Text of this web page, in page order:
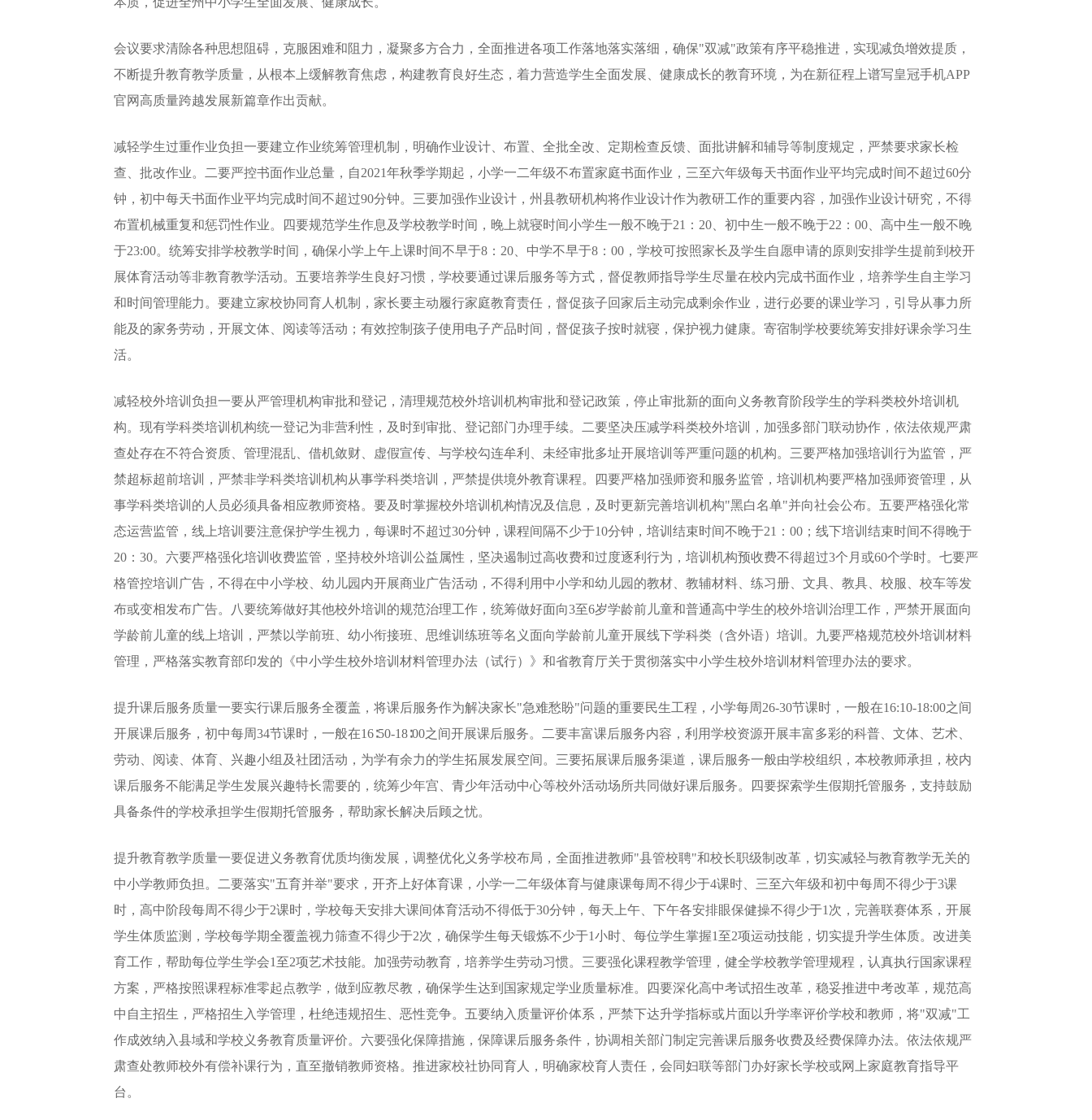
会议要求清除各种思想阻碍，克服困难和阻力，凝聚多方合力，全面推进各项工作落地落实落细，确保"双减"政策有序平稳推进，实现减负增效提质，
不断提升教育教学质量，从根本上缓解教育焦虑，构建教育良好生态，着力营造学生全面发展、健康成长的教育环境，为在新征程上谱写皇冠手机APP
官网高质量跨越发展新篇章作出贡献。
减轻学生过重作业负担一要建立作业统筹管理机制，明确作业设计、布置、全批全改、定期检查反馈、面批讲解和辅导等制度规定，严禁要求家长检
查、批改作业。二要严控书面作业总量，自2021年秋季学期起，小学一二年级不布置家庭书面作业，三至六年级每天书面作业平均完成时间不超过60分
钟，初中每天书面作业平均完成时间不超过90分钟。三要加强作业设计，州县教研机构将作业设计作为教研工作的重要内容，加强作业设计研究，不得
布置机械重复和惩罚性作业。四要规范学生作息及学校教学时间，晚上就寝时间小学生一般不晚于21：20、初中生一般不晚于22：00、高中生一般不晚
于23:00。统筹安排学校教学时间，确保小学上午上课时间不早于8：20、中学不早于8：00，学校可按照家长及学生自愿申请的原则安排学生提前到校开
展体育活动等非教育教学活动。五要培养学生良好习惯，学校要通过课后服务等方式，督促教师指导学生尽量在校内完成书面作业，培养学生自主学习
和时间管理能力。要建立家校协同育人机制，家长要主动履行家庭教育责任，督促孩子回家后主动完成剩余作业，进行必要的课业学习，引导从事力所
能及的家务劳动，开展文体、阅读等活动；有效控制孩子使用电子产品时间，督促孩子按时就寝，保护视力健康。寄宿制学校要统筹安排好课余学习生
活。
减轻校外培训负担一要从严管理机构审批和登记，清理规范校外培训机构审批和登记政策，停止审批新的面向义务教育阶段学生的学科类校外培训机
构。现有学科类培训机构统一登记为非营利性，及时到审批、登记部门办理手续。二要坚决压减学科类校外培训，加强多部门联动协作，依法依规严肃
查处存在不符合资质、管理混乱、借机敛财、虚假宣传、与学校勾连牟利、未经审批多址开展培训等严重问题的机构。三要严格加强培训行为监管，严
禁超标超前培训，严禁非学科类培训机构从事学科类培训，严禁提供境外教育课程。四要严格加强师资和服务监管，培训机构要严格加强师资管理，从
事学科类培训的人员必须具备相应教师资格。要及时掌握校外培训机构情况及信息，及时更新完善培训机构"黑白名单"并向社会公布。五要严格强化常
态运营监管，线上培训要注意保护学生视力，每课时不超过30分钟，课程间隔不少于10分钟，培训结束时间不晚于21：00；线下培训结束时间不得晚于
20：30。六要严格强化培训收费监管，坚持校外培训公益属性，坚决遏制过高收费和过度逐利行为，培训机构预收费不得超过3个月或60个学时。七要严
格管控培训广告，不得在中小学校、幼儿园内开展商业广告活动，不得利用中小学和幼儿园的教材、教辅材料、练习册、文具、教具、校服、校车等发
布或变相发布广告。八要统筹做好其他校外培训的规范治理工作，统筹做好面向3至6岁学龄前儿童和普通高中学生的校外培训治理工作，严禁开展面向
学龄前儿童的线上培训，严禁以学前班、幼小衔接班、思维训练班等名义面向学龄前儿童开展线下学科类（含外语）培训。九要严格规范校外培训材料
管理，严格落实教育部印发的《中小学生校外培训材料管理办法（试行）》和省教育厅关于贯彻落实中小学生校外培训材料管理办法的要求。
提升课后服务质量一要实行课后服务全覆盖，将课后服务作为解决家长"急难愁盼"问题的重要民生工程，小学每周26-30节课时，一般在16:10-18:00之间
开展课后服务，初中每周34节课时，一般在16∶50-18∶00之间开展课后服务。二要丰富课后服务内容，利用学校资源开展丰富多彩的科普、文体、艺术、
劳动、阅读、体育、兴趣小组及社团活动，为学有余力的学生拓展发展空间。三要拓展课后服务渠道，课后服务一般由学校组织，本校教师承担，校内
课后服务不能满足学生发展兴趣特长需要的，统筹少年宫、青少年活动中心等校外活动场所共同做好课后服务。四要探索学生假期托管服务，支持鼓励
具备条件的学校承担学生假期托管服务，帮助家长解决后顾之忧。
提升教育教学质量一要促进义务教育优质均衡发展，调整优化义务学校布局，全面推进教师"县管校聘"和校长职级制改革，切实减轻与教育教学无关的
中小学教师负担。二要落实"五育并举"要求，开齐上好体育课，小学一二年级体育与健康课每周不得少于4课时、三至六年级和初中每周不得少于3课
时，高中阶段每周不得少于2课时，学校每天安排大课间体育活动不得低于30分钟，每天上午、下午各安排眼保健操不得少于1次，完善联赛体系，开展
学生体质监测，学校每学期全覆盖视力筛查不得少于2次，确保学生每天锻炼不少于1小时、每位学生掌握1至2项运动技能，切实提升学生体质。改进美
育工作，帮助每位学生学会1至2项艺术技能。加强劳动教育，培养学生劳动习惯。三要强化课程教学管理，健全学校教学管理规程，认真执行国家课程
方案，严格按照课程标准零起点教学，做到应教尽教，确保学生达到国家规定学业质量标准。四要深化高中考试招生改革，稳妥推进中考改革，规范高
中自主招生，严格招生入学管理，杜绝违规招生、恶性竞争。五要纳入质量评价体系，严禁下达升学指标或片面以升学率评价学校和教师，将"双减"工
作成效纳入县域和学校义务教育质量评价。六要强化保障措施，保障课后服务条件，协调相关部门制定完善课后服务收费及经费保障办法。依法依规严
肃查处教师校外有偿补课行为，直至撤销教师资格。推进家校社协同育人，明确家校育人责任，会同妇联等部门办好家长学校或网上家庭教育指导平
台。